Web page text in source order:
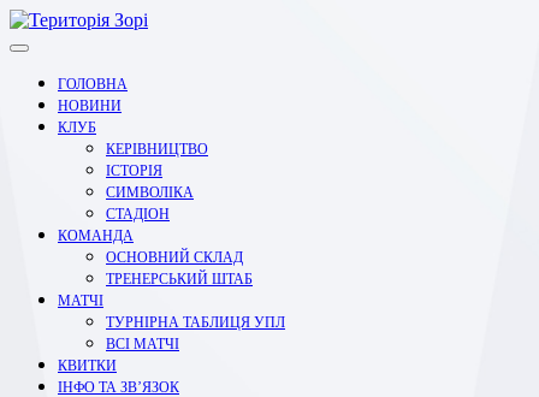
Перейти
до
ГОЛОВНА
НОВИНИ
КЛУБ
КЕРІВНИЦТВО
ІСТОРІЯ
СИМВОЛІКА
СТАДІОН
КОМАНДА
ОСНОВНИЙ СКЛАД
ТРЕНЕРСЬКИЙ ШТАБ
МАТЧІ
ТУРНІРНА ТАБЛИЦЯ УПЛ
ВСІ МАТЧІ
КВИТКИ
ІНФО ТА ЗВ’ЯЗОК